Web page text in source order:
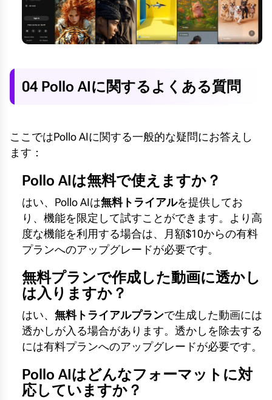
04 Pollo AIに関するよくある質問
ここではPollo AIに関する一般的な疑問にお答えし
ます：
Pollo AIは無料で使えますか？
はい、Pollo AIは無料トライアルを提供してお
り、機能を限定して試すことができます。より高
度な機能を利用する場合は、月額$10からの有料
プランへのアップグレードが必要です。
無料プランで作成した動画に透かし
は入りますか？
はい、 無料トライアルプランで生成した動画には
透かしが入る場合があります。透かしを除去する
には有料プランへのアップグレードが必要です。
Pollo AIはどんなフォーマットに対
応していますか？